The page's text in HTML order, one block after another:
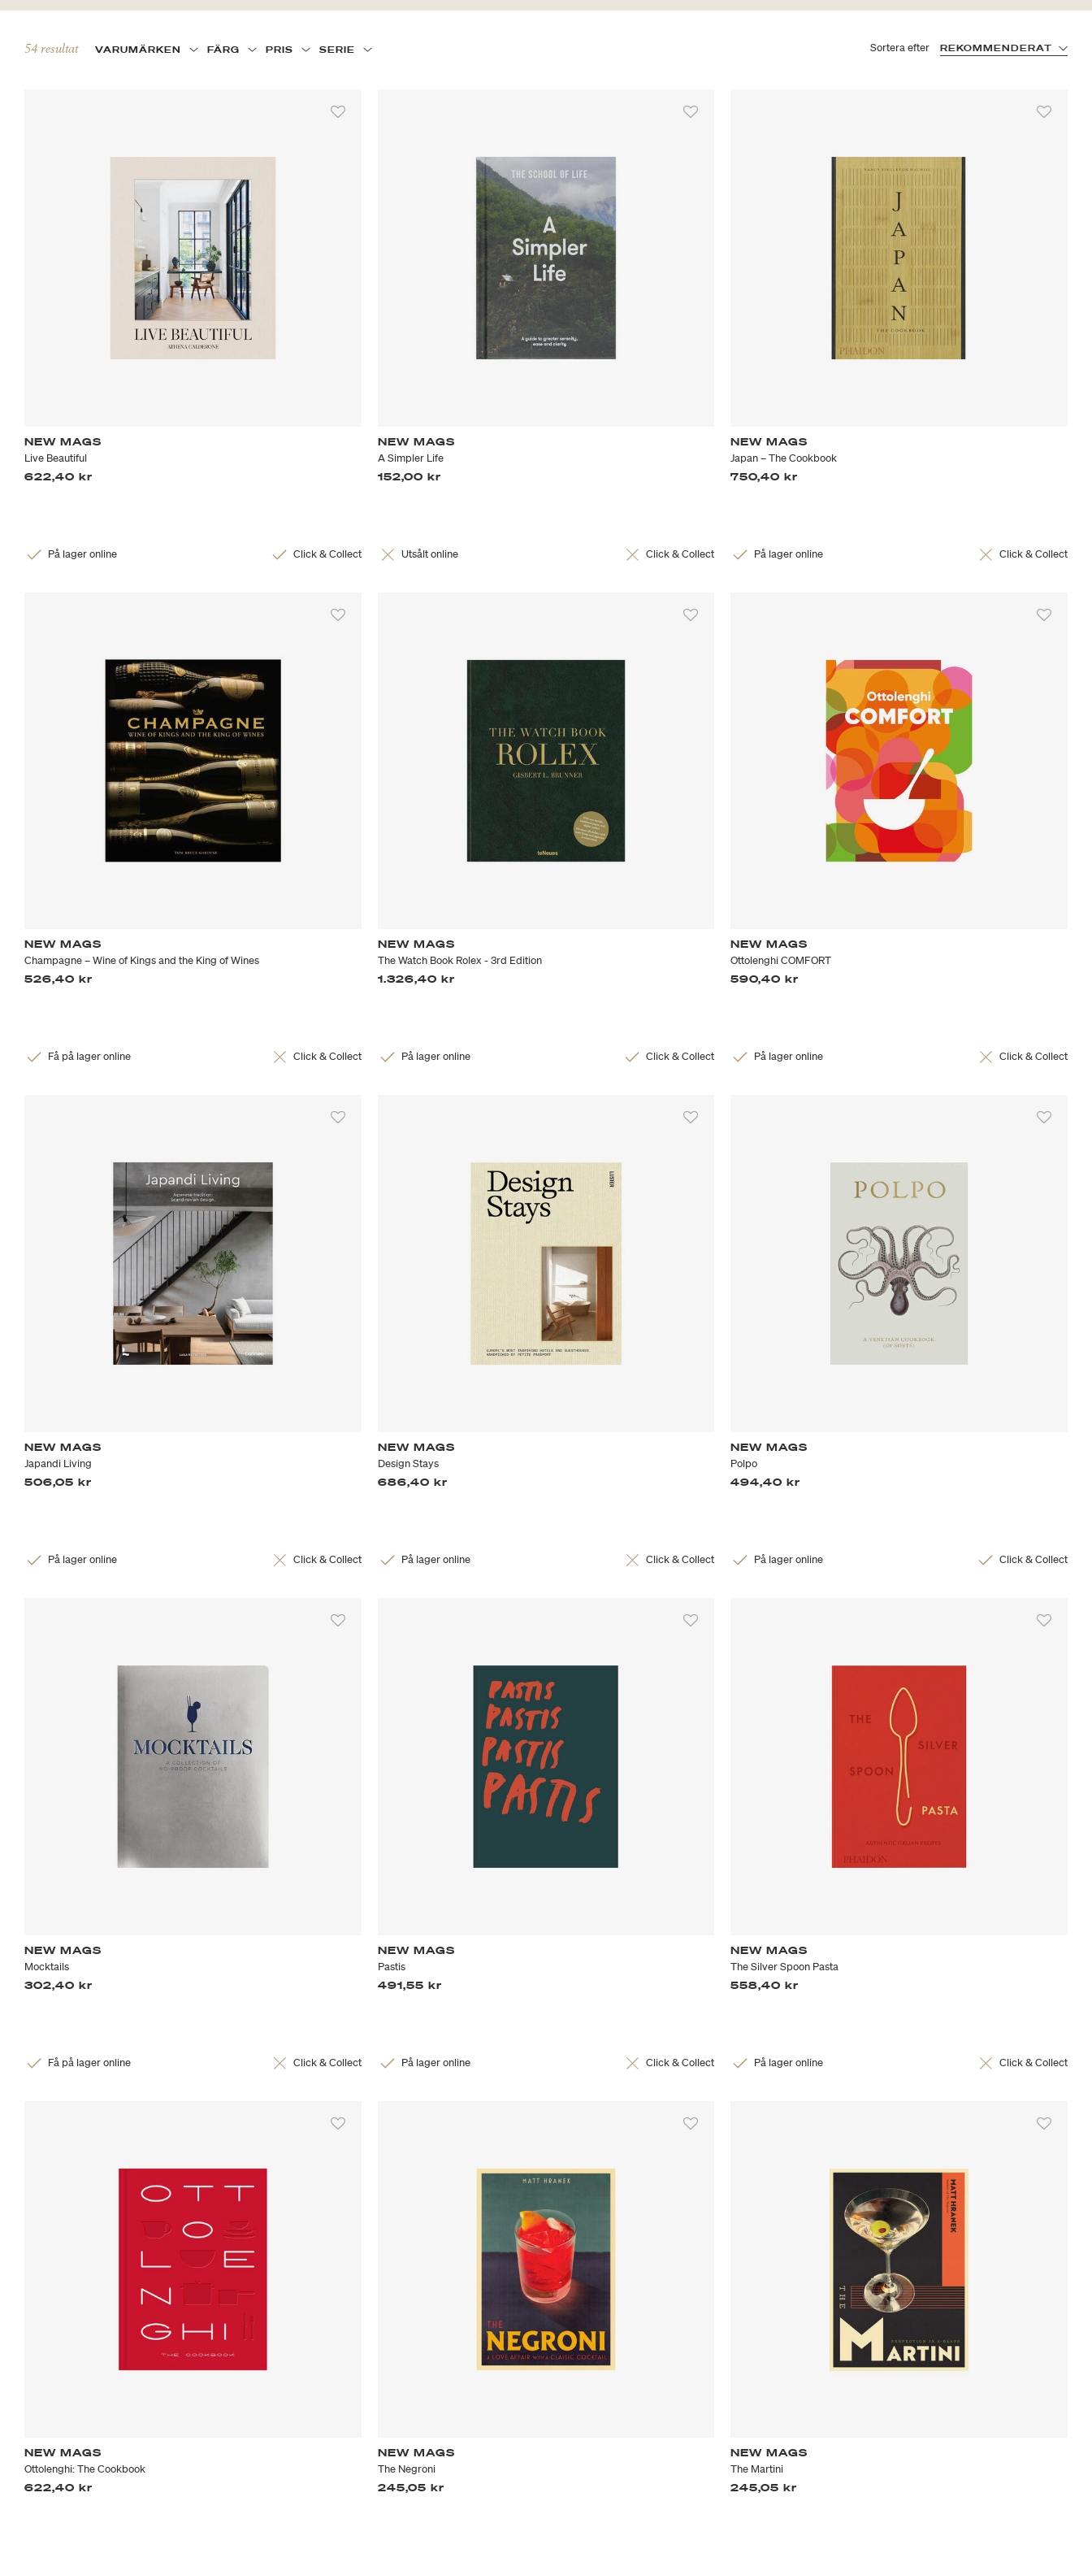
54 resultat VARUMÄRKEN FÄRG PRIS SERIE Sortera efter REKOMMENDERAT
NEW MAGS
Live Beautiful
622,40 kr
På lager online Click & Collect
NEW MAGS
A Simpler Life
152,00 kr
Utsålt online Click & Collect
NEW MAGS
Japan – The Cookbook
750,40 kr
På lager online Click & Collect
NEW MAGS
Champagne – Wine of Kings and the King of Wines
526,40 kr
Få på lager online Click & Collect
NEW MAGS
The Watch Book Rolex - 3rd Edition
1.326,40 kr
På lager online Click & Collect
NEW MAGS
Ottolenghi COMFORT
590,40 kr
På lager online Click & Collect
NEW MAGS
Japandi Living
506,05 kr
På lager online Click & Collect
NEW MAGS
Design Stays
686,40 kr
På lager online Click & Collect
NEW MAGS
Polpo
494,40 kr
På lager online Click & Collect
NEW MAGS
Mocktails
302,40 kr
Få på lager online Click & Collect
NEW MAGS
Pastis
491,55 kr
På lager online Click & Collect
NEW MAGS
The Silver Spoon Pasta
558,40 kr
På lager online Click & Collect
NEW MAGS
Ottolenghi: The Cookbook
622,40 kr
NEW MAGS
The Negroni
245,05 kr
NEW MAGS
The Martini
245,05 kr